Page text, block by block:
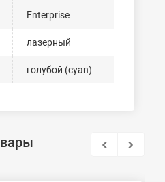
Enterprise
лазерный
голубой (cyan)